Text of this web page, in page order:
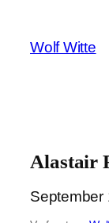
springen
Wolf Witte
Alastair
September